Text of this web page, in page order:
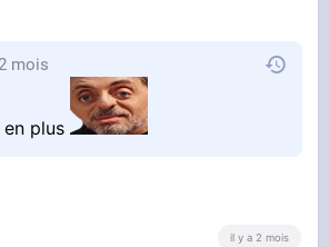
2 mois
en plus
il y a 2 mois